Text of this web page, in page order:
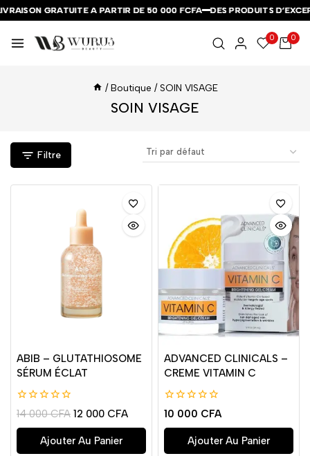
GRATUITE A PARTIR DE 50 000 FCFA DES PRODUITS
GRATUITE A PARTIR DE 50 000 FCFA DES PRODUITS
GRATUITE A PARTIR DE 50 000 FCFA DES PRODUITS
0 0
/ Boutique / SOIN VISAGE
SOIN VISAGE
Filtre
ABIB – GLUTATHIOSOME
SÉRUM ÉCLAT
0
de
5
14 000CFA 12 000 CFA
Ajouter Au Panier
ADVANCED CLINICALS –
CREME VITAMIN C
0
de
5
10 000 CFA
Ajouter Au Panier